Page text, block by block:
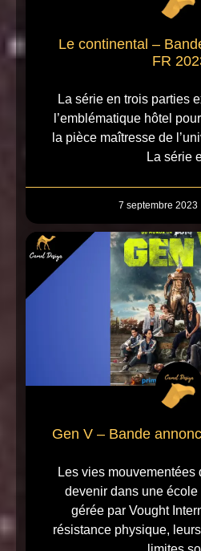
Le continental –
FR
La série en trois parties
l’emblématique hôtel
la pièce maîtresse de
La série
7 septembre 2023
Gen V – Bande
Les vies mouvementées
devenir dans une
gérée par Vought
résistance physique,